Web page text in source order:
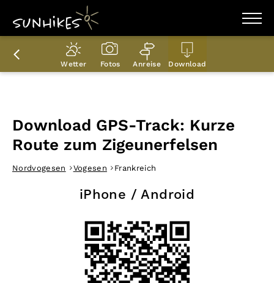
WANDERZIELE
WANDERUNGEN
ENTDECKEN
Wetter Fotos Anreise Download
Download GPS-Track: Kurze
Route zum Zigeunerfelsen
Nordvogesen Vogesen Frankreich
iPhone / Android